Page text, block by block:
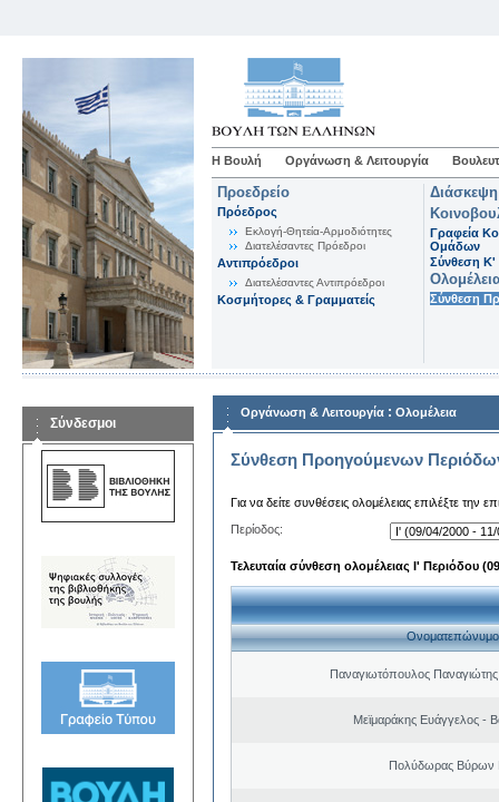
Η Βουλή Οργάνωση & Λειτουργία
Προεδρείο
Πρόεδρος
Εκλογή-Θητεία-Αρμοδιότητες
Διατελέσαντες Πρόεδροι
Αντιπρόεδροι
Διατελέσαντες Αντιπρόεδροι
Κοσμήτορες & Γραμματείς
Γραφεία
Ομάδων
Σύνθεση K'
Σύνθεση
Σύνδεσμοι
Οργάνωση & Λειτουργία : Ολομέλεια
Σύνθεση Προηγούμενων
Για να δείτε συνθέσεις ολομέλειας επιλέξτε την
Περίοδος:
Τελευταία σύνθεση ολομέλειας Ι' Περιόδου
Ονοματεπώνυμο
Παναγιωτόπουλος
Μεϊμαράκης Ευάγγελος -
Πολύδωρας Βύρων